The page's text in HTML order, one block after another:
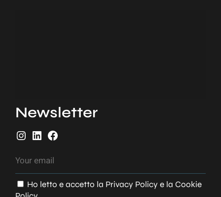
Newsletter
Ho letto e accetto la Privacy Policy e laCookie